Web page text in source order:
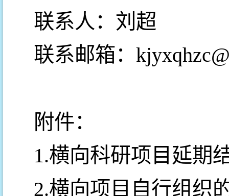
联系人：刘超
联系邮箱：
附件：
1.横向科研项目延期
2.横向项目自行组织